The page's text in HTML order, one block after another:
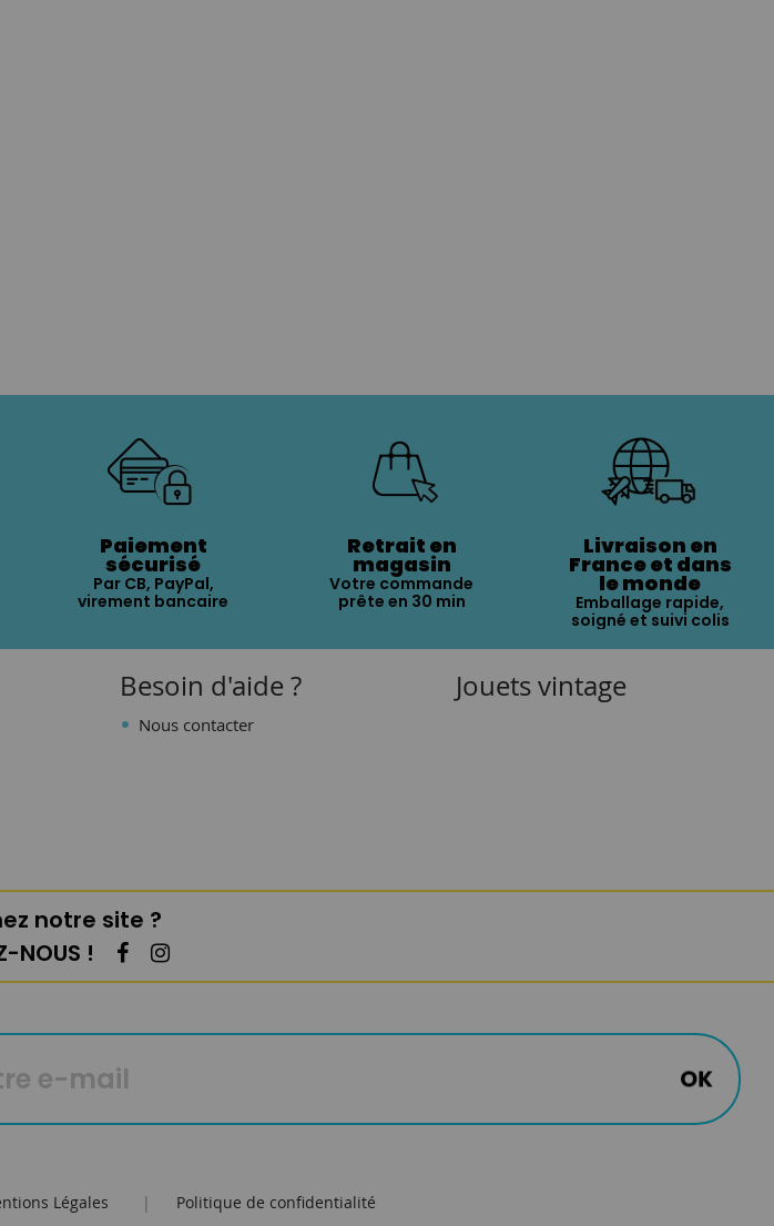
Paiement
sécurisé
Par CB, PayPal,
virement bancaire
Retrait en
magasin
Votre commande
prête en 30 min
Livraison en
France et dans
le monde
Emballage rapide,
soigné et suivi colis
Besoin d'aide ?
Nous contacter
Jouets vintage
notre site ?
NOUS !
Légales | Politique de confidentialité